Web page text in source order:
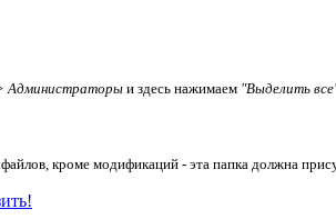
Администраторыи здесь нажимаем "Выделить
кроме модификаций - эта папка должна